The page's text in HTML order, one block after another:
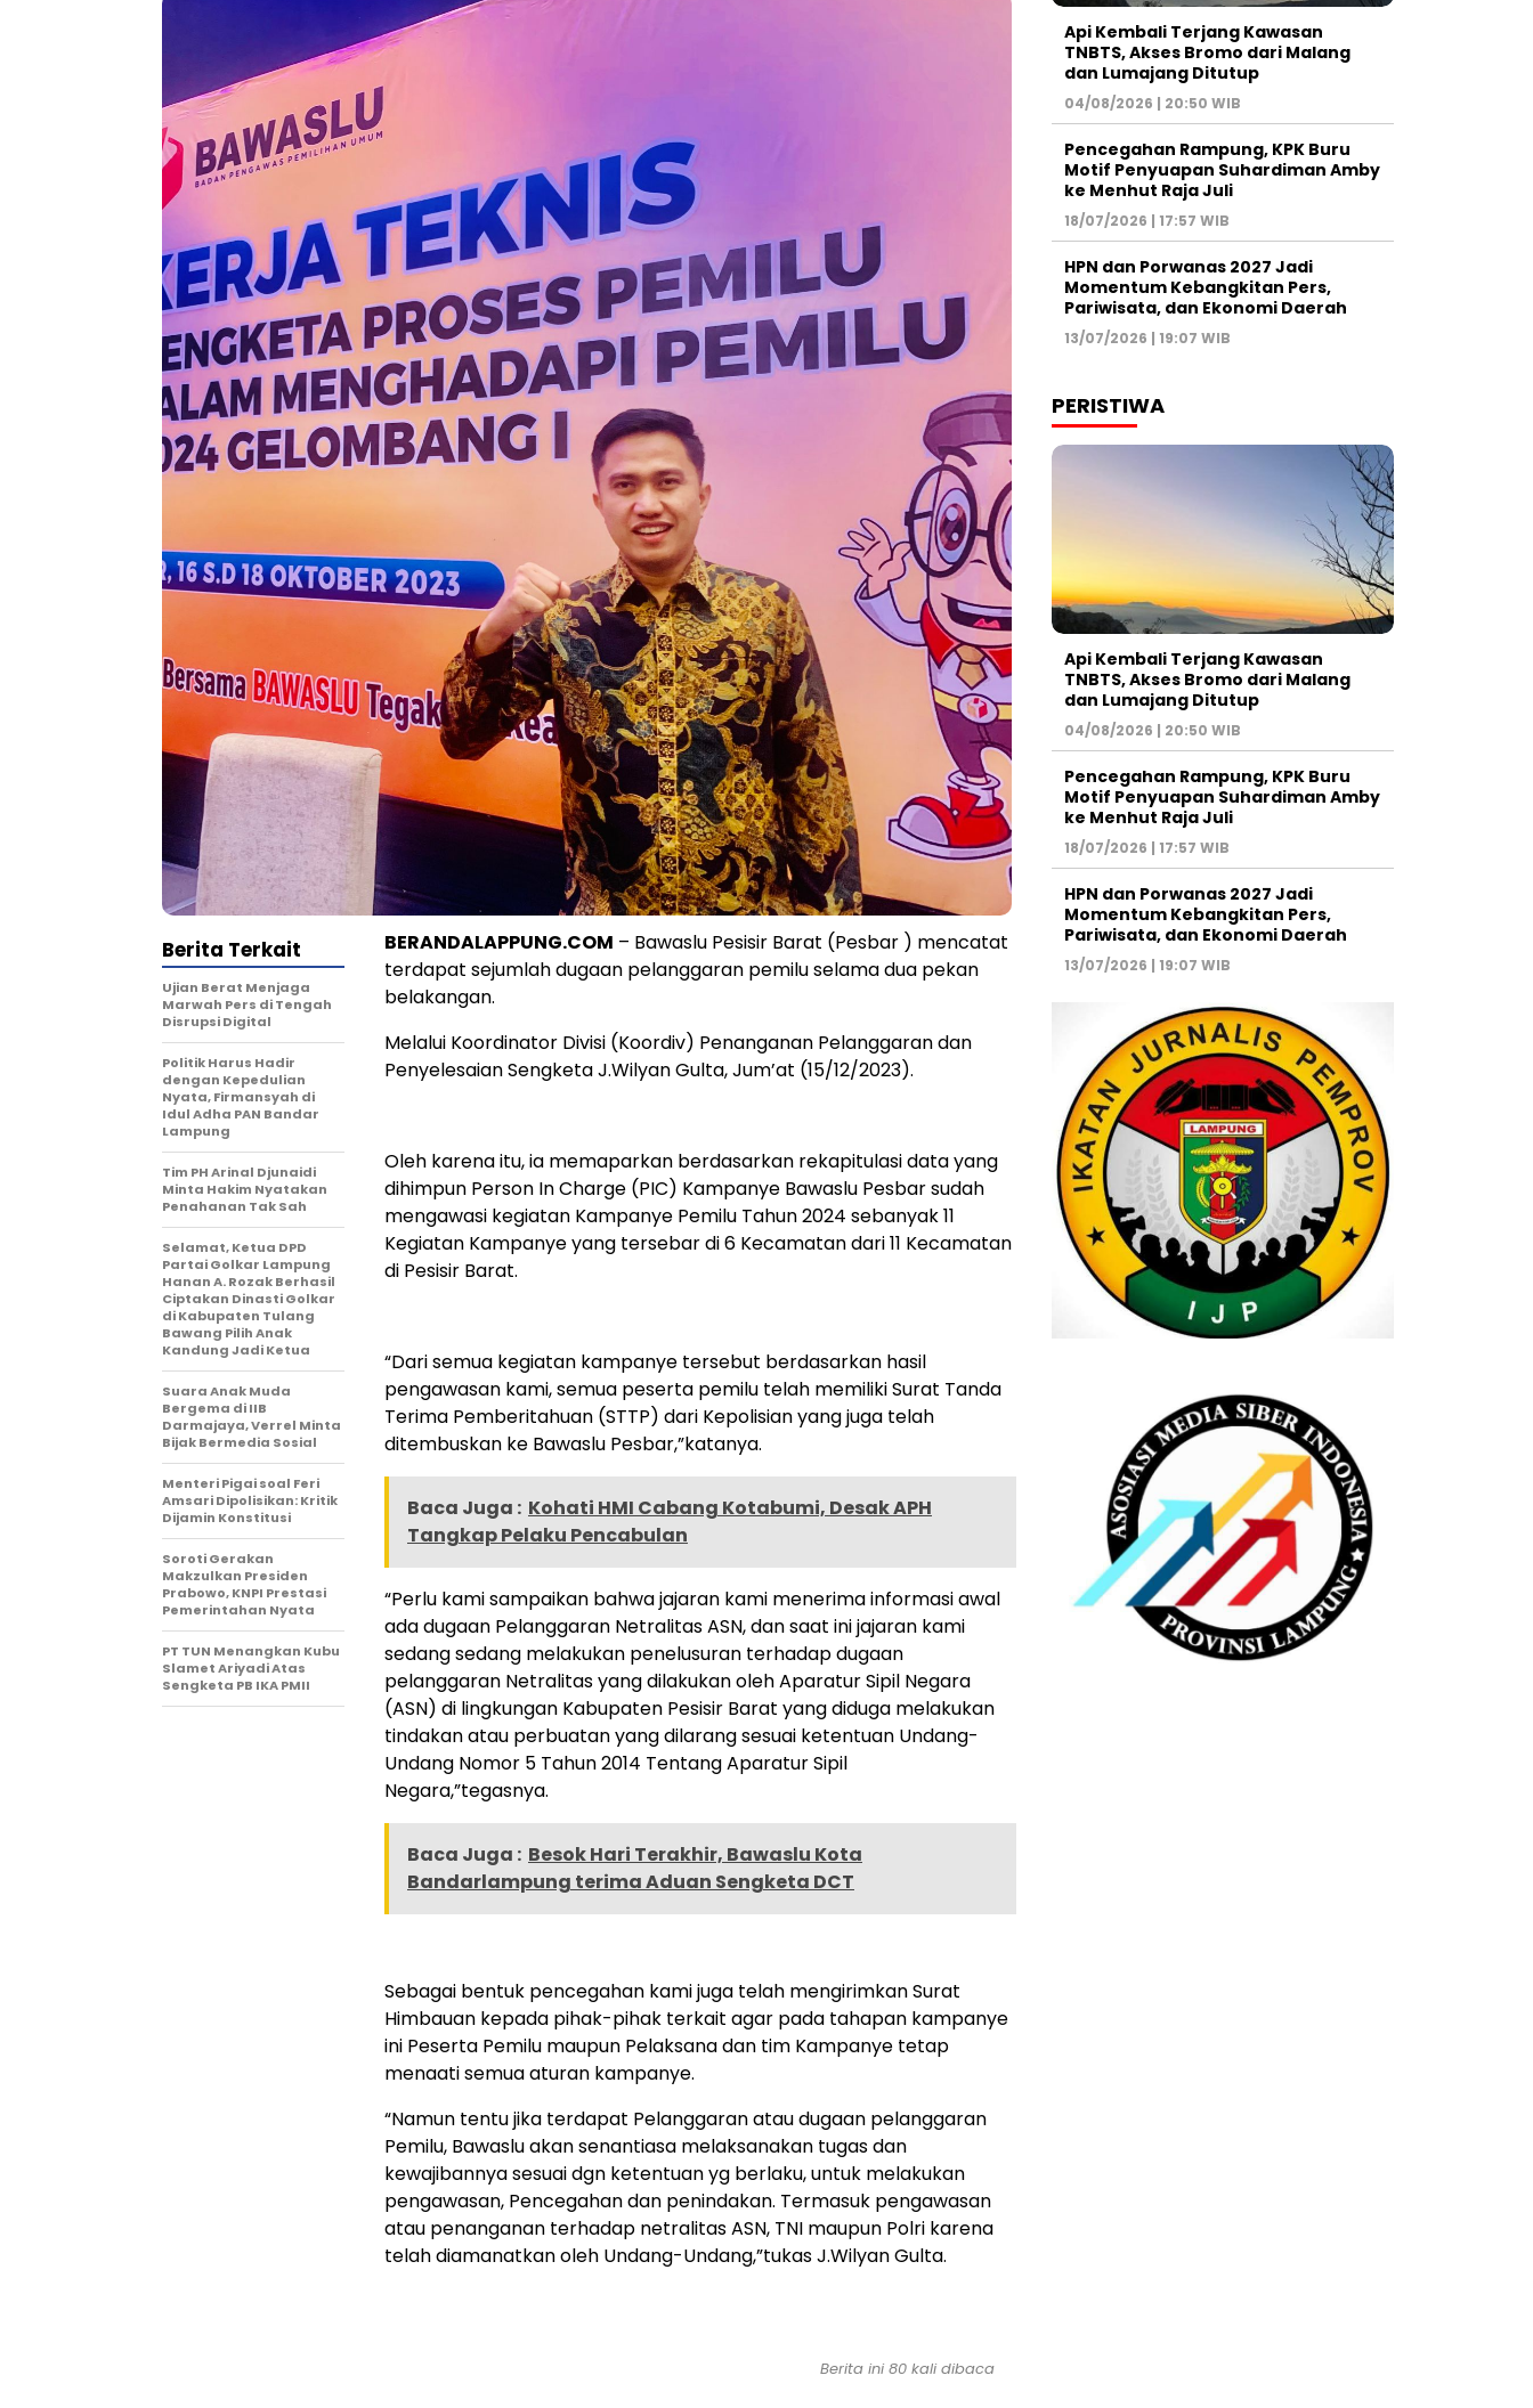
BERANDALAPPUNG.COM – Bawaslu Pesisir Barat (Pesbar ) mencatat
terdapat sejumlah dugaan pelanggaran pemilu selama dua pekan
belakangan.
Melalui Koordinator Divisi (Koordiv) Penanganan Pelanggaran dan
Penyelesaian Sengketa J.Wilyan Gulta, Jum’at (15/12/2023).
Oleh karena itu, ia memaparkan berdasarkan rekapitulasi data yang
dihimpun Person In Charge (PIC) Kampanye Bawaslu Pesbar sudah
mengawasi kegiatan Kampanye Pemilu Tahun 2024 sebanyak 11
Kegiatan Kampanye yang tersebar di 6 Kecamatan dari 11 Kecamatan
di Pesisir Barat.
“Dari semua kegiatan kampanye tersebut berdasarkan hasil
pengawasan kami, semua peserta pemilu telah memiliki Surat Tanda
Terima Pemberitahuan (STTP) dari Kepolisian yang juga telah
ditembuskan ke Bawaslu Pesbar,”katanya.
Baca Juga : Kohati HMI Cabang Kotabumi, Desak APH
Tangkap Pelaku Pencabulan
“Perlu kami sampaikan bahwa jajaran kami menerima informasi awal
ada dugaan Pelanggaran Netralitas ASN, dan saat ini jajaran kami
sedang sedang melakukan penelusuran terhadap dugaan
pelanggaran Netralitas yang dilakukan oleh Aparatur Sipil Negara
(ASN) di lingkungan Kabupaten Pesisir Barat yang diduga melakukan
tindakan atau perbuatan yang dilarang sesuai ketentuan Undang-
Undang Nomor 5 Tahun 2014 Tentang Aparatur Sipil
Negara,”tegasnya.
Baca Juga : Besok Hari Terakhir, Bawaslu Kota
Bandarlampung terima Aduan Sengketa DCT
Sebagai bentuk pencegahan kami juga telah mengirimkan Surat
Himbauan kepada pihak-pihak terkait agar pada tahapan kampanye
ini Peserta Pemilu maupun Pelaksana dan tim Kampanye tetap
menaati semua aturan kampanye.
“Namun tentu jika terdapat Pelanggaran atau dugaan pelanggaran
Pemilu, Bawaslu akan senantiasa melaksanakan tugas dan
kewajibannya sesuai dgn ketentuan yg berlaku, untuk melakukan
pengawasan, Pencegahan dan penindakan. Termasuk pengawasan
atau penanganan terhadap netralitas ASN, TNI maupun Polri karena
telah diamanatkan oleh Undang-Undang,”tukas J.Wilyan Gulta.
Berita Terkait
Ujian Berat Menjaga
Marwah Pers di Tengah
Disrupsi Digital
Politik Harus Hadir
dengan Kepedulian
Nyata, Firmansyah di
Idul Adha PAN Bandar
Lampung
Tim PH Arinal Djunaidi
Minta Hakim Nyatakan
Penahanan Tak Sah
Selamat, Ketua DPD
Partai Golkar Lampung
Hanan A. Rozak Berhasil
Ciptakan Dinasti Golkar
di Kabupaten Tulang
Bawang Pilih Anak
Kandung Jadi Ketua
Suara Anak Muda
Bergema di IIB
Darmajaya, Verrel Minta
Bijak Bermedia Sosial
Menteri Pigai soal Feri
Amsari Dipolisikan: Kritik
Dijamin Konstitusi
Soroti Gerakan
Makzulkan Presiden
Prabowo, KNPI Prestasi
Pemerintahan Nyata
PT TUN Menangkan Kubu
Slamet Ariyadi Atas
Sengketa PB IKA PMII
Berita ini 80 kali dibaca
Api Kembali Terjang Kawasan
TNBTS, Akses Bromo dari Malang
dan Lumajang Ditutup
04/08/2026 | 20:50 WIB
Pencegahan Rampung, KPK Buru
Motif Penyuapan Suhardiman Amby
ke Menhut Raja Juli
18/07/2026 | 17:57 WIB
HPN dan Porwanas 2027 Jadi
Momentum Kebangkitan Pers,
Pariwisata, dan Ekonomi Daerah
13/07/2026 | 19:07 WIB
PERISTIWA
Api Kembali Terjang Kawasan
TNBTS, Akses Bromo dari Malang
dan Lumajang Ditutup
04/08/2026 | 20:50 WIB
Pencegahan Rampung, KPK Buru
Motif Penyuapan Suhardiman Amby
ke Menhut Raja Juli
18/07/2026 | 17:57 WIB
HPN dan Porwanas 2027 Jadi
Momentum Kebangkitan Pers,
Pariwisata, dan Ekonomi Daerah
13/07/2026 | 19:07 WIB